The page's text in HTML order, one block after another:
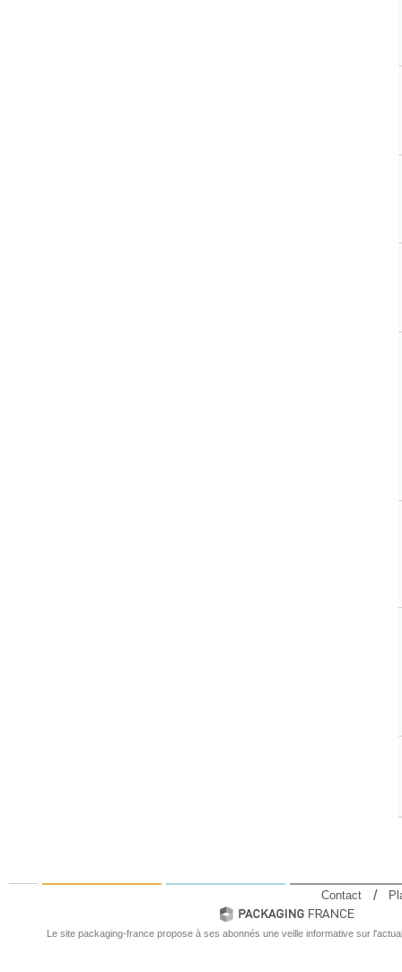
Le site packaging-france propose à ses abonnés une veille informative sur
Contact